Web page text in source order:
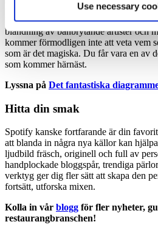
Use necessary
Vi rekommenderar särskiltDet
blandning av banbrytande artister och
kommer förmodligen inte att veta vem
som är det magiska. Du får vara en av
som kommer härnäst.
Lyssna på Det fantastiska
Hitta din smak
Spotify kanske fortfarande är din
att blanda in några nya källor kan
ljudbild fräsch, originell och full av
handplockade bloggspår, trendiga
verktyg ger dig fler sätt att skapa den
fortsätt, utforska mixen.
Kolla in vår blogg för fler nyheter,
restaurangbranschen!